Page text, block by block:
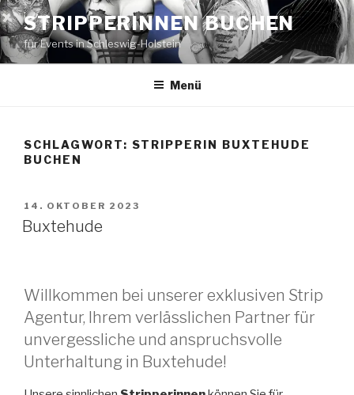
Zum
Inhalt
springen
STRIPPERINNEN BUCHEN
für Events in Schleswig-Holstein
Menü
SCHLAGWORT: STRIPPERIN BUXTEHUDE
BUCHEN
VERÖFFENTLICHT
AM
14. OKTOBER 2023
Buxtehude
Willkommen bei unserer exklusiven Strip
Agentur, Ihrem verlässlichen Partner für
unvergessliche und anspruchsvolle
Unterhaltung in Buxtehude!